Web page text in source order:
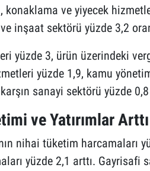
konaklama ve yiyecek
inşaat sektörü yüzde 3,2
yüzde 3, ürün üzerindeki
yüzde 1,9, kamu
sanayi sektörü yüzde
ve Yatırımlar Arttı
nihai tüketim harcamaları
yüzde 2,1 arttı. Gayrisafi